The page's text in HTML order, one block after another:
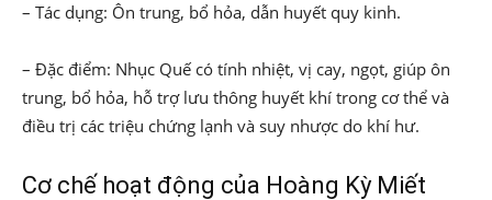
– Tác dụng: Ôn trung, bổ hỏa, dẫn huyết quy kinh.
– Đặc điểm: Nhục Quế có tính nhiệt, vị cay, ngọt, giúp ôn
trung, bổ hỏa, hỗ trợ lưu thông huyết khí trong cơ thể và
điều trị các triệu chứng lạnh và suy nhược do khí hư.
Cơ chế hoạt động của Hoàng Kỳ Miết